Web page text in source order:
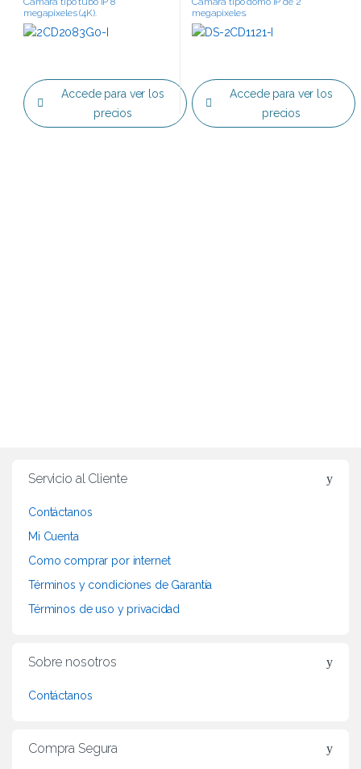
megapixeles (4K).
Accede para ver los
precios
megapixeles.
Accede para ver los
precios
Servicio al Cliente
Contáctanos
Mi Cuenta
Como comprar por internet
Términos y condiciones de Garantía
Términos de uso y privacidad
Sobre nosotros
Contáctanos
Compra Segura